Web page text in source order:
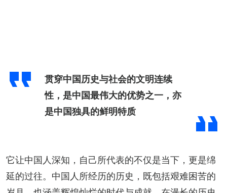
贯穿中国历史与社会的文明连续
性，是中国最伟大的优势之一，亦
是中国独具的鲜明特质
它让中国人深知，自己所代表的不仅是当下，更是绵
延的过往。中国人所经历的历史，既包括艰难困苦的